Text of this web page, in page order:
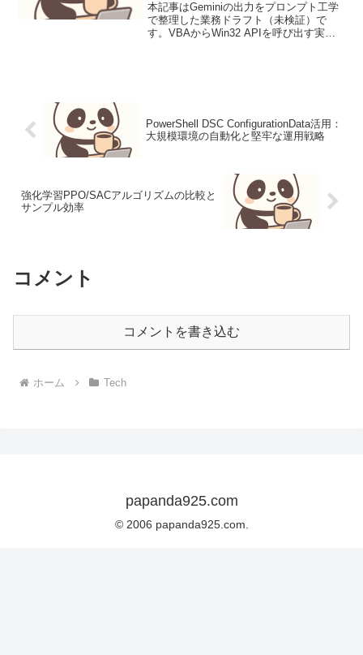
本記事はGeminiの出力をプロンプト工学
で整理した業務ドラフト（未検証）で
す。VBAからWin32 APIを呼び出す実践
PowerShell DSC ConfigurationData活用：
大規模環境の自動化と堅牢な運用戦略
強化学習PPO/SACアルゴリズムの比較と
サンプル効率
コメント
コメントを書き込む
ホーム Tech
papanda925.com
© 2006 papanda925.com.